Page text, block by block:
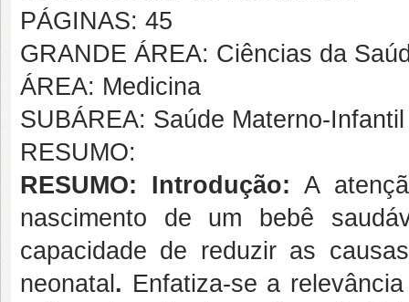
PÁGINAS: 45
GRANDE ÁREA: Ciências da
ÁREA: Medicina
SUBÁREA: Saúde Materno-Infantil
RESUMO:
RESUMO: Introdução: A
nascimento de um bebê
capacidade de reduzir as
neonatal . Enfatiza-se a